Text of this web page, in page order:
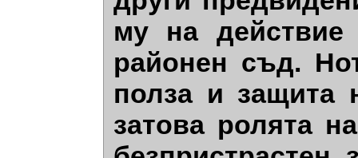
му на действие
районен съд.
полза и защита
затова ролята